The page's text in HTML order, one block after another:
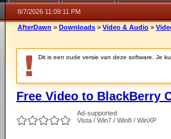
8/7/2026 11:09:11 PM
AfterDawn > Downloads > Video & Audio >
Dit is een oude versie van deze software. Je
Free Video to BlackBerry
Ad-supported
Vista / Win7 / Win8 / WinXP